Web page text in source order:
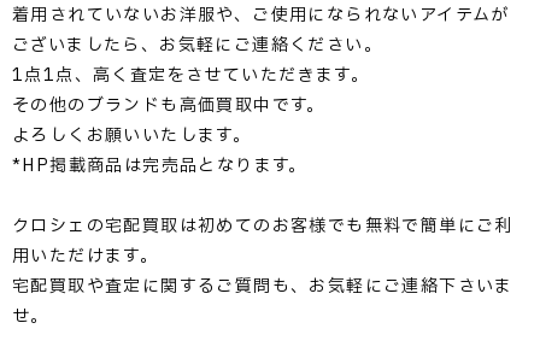
着用されていないお洋服や、ご使用になられないアイテムが
ございましたら、お気軽にご連絡ください。
1点1点、高く査定をさせていただきます。
その他のブランドも高価買取中です。
よろしくお願いいたします。
*HP掲載商品は完売品となります。
クロシェの宅配買取は初めてのお客様でも無料で簡単にご利
用いただけます。
宅配買取や査定に関するご質問も、お気軽にご連絡下さいま
せ。